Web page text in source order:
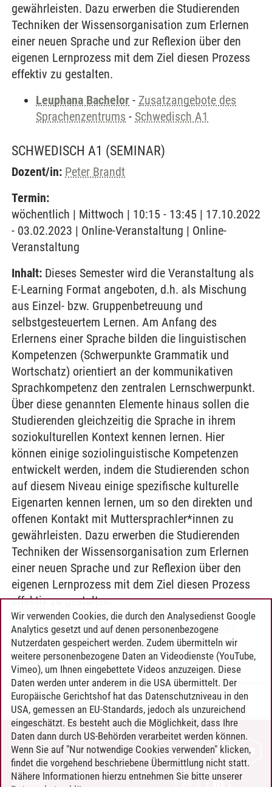
gewährleisten. Dazu erwerben die Studierenden
Techniken der Wissensorganisation zum Erlernen
einer neuen Sprache und zur Reflexion über den
eigenen Lernprozess mit dem Ziel diesen Prozess
effektiv zu gestalten.
Leuphana Bachelor - Zusatzangebote des
Sprachenzentrums - Schwedisch A1
SCHWEDISCH A1 (SEMINAR)
Dozent/in: Peter Brandt
Termin:
wöchentlich | Mittwoch | 10:15 - 13:45 | 17.10.2022
- 03.02.2023 | Online-Veranstaltung | Online-
Veranstaltung
Inhalt: Dieses Semester wird die Veranstaltung als
E-Learning Format angeboten, d.h. als Mischung
aus Einzel- bzw. Gruppenbetreuung und
selbstgesteuertem Lernen. Am Anfang des
Erlernens einer Sprache bilden die linguistischen
Kompetenzen (Schwerpunkte Grammatik und
Wortschatz) orientiert an der kommunikativen
Sprachkompetenz den zentralen Lernschwerpunkt.
Über diese genannten Elemente hinaus sollen die
Studierenden gleichzeitig die Sprache in ihrem
soziokulturellen Kontext kennen lernen. Hier
können einige soziolinguistische Kompetenzen
entwickelt werden, indem die Studierenden schon
auf diesem Niveau einige spezifische kulturelle
Eigenarten kennen lernen, um so den direkten und
offenen Kontakt mit Muttersprachler*innen zu
gewährleisten. Dazu erwerben die Studierenden
Techniken der Wissensorganisation zum Erlernen
einer neuen Sprache und zur Reflexion über den
eigenen Lernprozess mit dem Ziel diesen Prozess
effektiv zu gestalten.
Leuphana Bachelor-Zusatzangebote des
Sprachenzentrums-Schwedisch A1
Timo Leder/30.06.2024
KONTAKT
LEUPHANA ALS ARBEITGEBER
INTRANET
Wir verwenden Cookies, die durch den Analysedienst Google
Analytics gesetzt und auf denen personenbezogene
Nutzerdaten gespeichert werden. Zudem übermitteln wir
weitere personenbezogene Daten an Videodienste (YouTube,
Vimeo), um Ihnen eingebettete Videos anzuzeigen. Diese
Daten werden unter anderem in die USA übermittelt. Der
Europäische Gerichtshof hat das Datenschutzniveau in den
USA, gemessen an EU-Standards, jedoch als unzureichend
eingeschätzt. Es besteht auch die Möglichkeit, dass Ihre
Daten dann durch US-Behörden verarbeitet werden können.
Wenn Sie auf "Nur notwendige Cookies verwenden" klicken,
findet die vorgehend beschriebene Übermittlung nicht statt.
Nähere Informationen hierzu entnehmen Sie bitte unserer